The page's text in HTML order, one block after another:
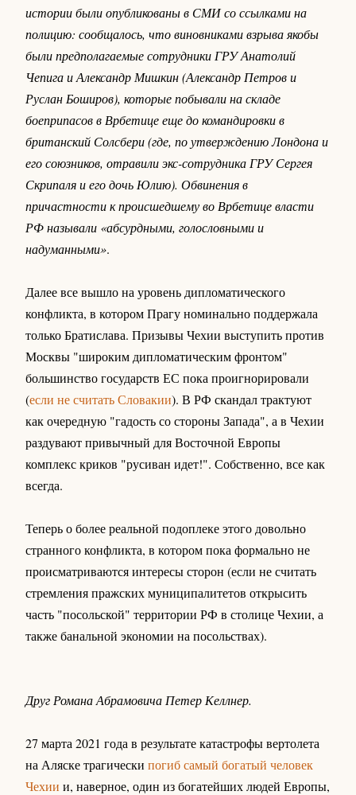
истории были опубликованы в СМИ со ссылками на
полицию: сообщалось, что виновниками взрыва якобы
были предполагаемые сотрудники ГРУ Анатолий
Чепига и Александр Мишкин (Александр Петров и
Руслан Боширов), которые побывали на складе
боеприпасов в Врбетице еще до командировки в
британский Солсбери (где, по утверждению Лондона и
его союзников, отравили экс-сотрудника ГРУ Сергея
Скрипаля и его дочь Юлию). Обвинения в
причастности к происшедшему во Врбетице власти
РФ называли «абсурдными, голословными и
надуманными».
Далее все вышло на уровень дипломатического
конфликта, в котором Прагу номинально поддержала
только Братислава. Призывы Чехии выступить против
Москвы "широким дипломатическим фронтом"
большинство государств ЕС пока проигнорировали
(если не считать Словакии). В РФ скандал трактуют
как очередную "гадость со стороны Запада", а в Чехии
раздувают привычный для Восточной Европы
комплекс криков "русиван идет!". Собственно, все как
всегда.
Теперь о более реальной подоплеке этого довольно
странного конфликта, в котором пока формально не
происматриваются интересы сторон (если не считать
стремления пражских муниципалитетов открысить
часть "посольской" территории РФ в столице Чехии, а
также банальной экономии на посольствах).
Друг Романа Абрамовича Петер Келлнер.
27 марта 2021 года в результате катастрофы вертолета
на Аляске трагически погиб самый богатый человек
Чехии и, наверное, один из богатейших людей Европы,